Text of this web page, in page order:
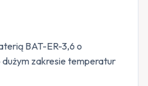
BAT-ER-3,6 o
dużym zakresie temperatur